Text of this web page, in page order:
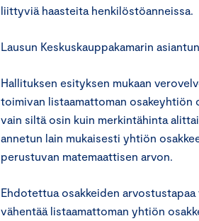
liittyviä haasteita henkilöstöanneissa.
Lausun Keskuskauppakamarin
Hallituksen esityksen mukaan
toimivan listaamattoman osakeyhtiön
vain siltä osin kuin merkintähinta
annetun lain mukaisesti yhtiön
perustuvan matemaattisen arvon.
Ehdotettua osakkeiden arvostustapaa
vähentää listaamattoman yhtiön